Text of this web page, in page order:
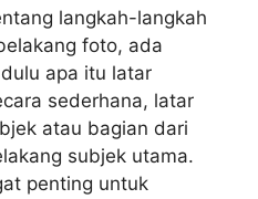
langkah-langkah
foto, ada
apa itu latar
sederhana, latar
atau bagian dari
subjek utama.
penting untuk